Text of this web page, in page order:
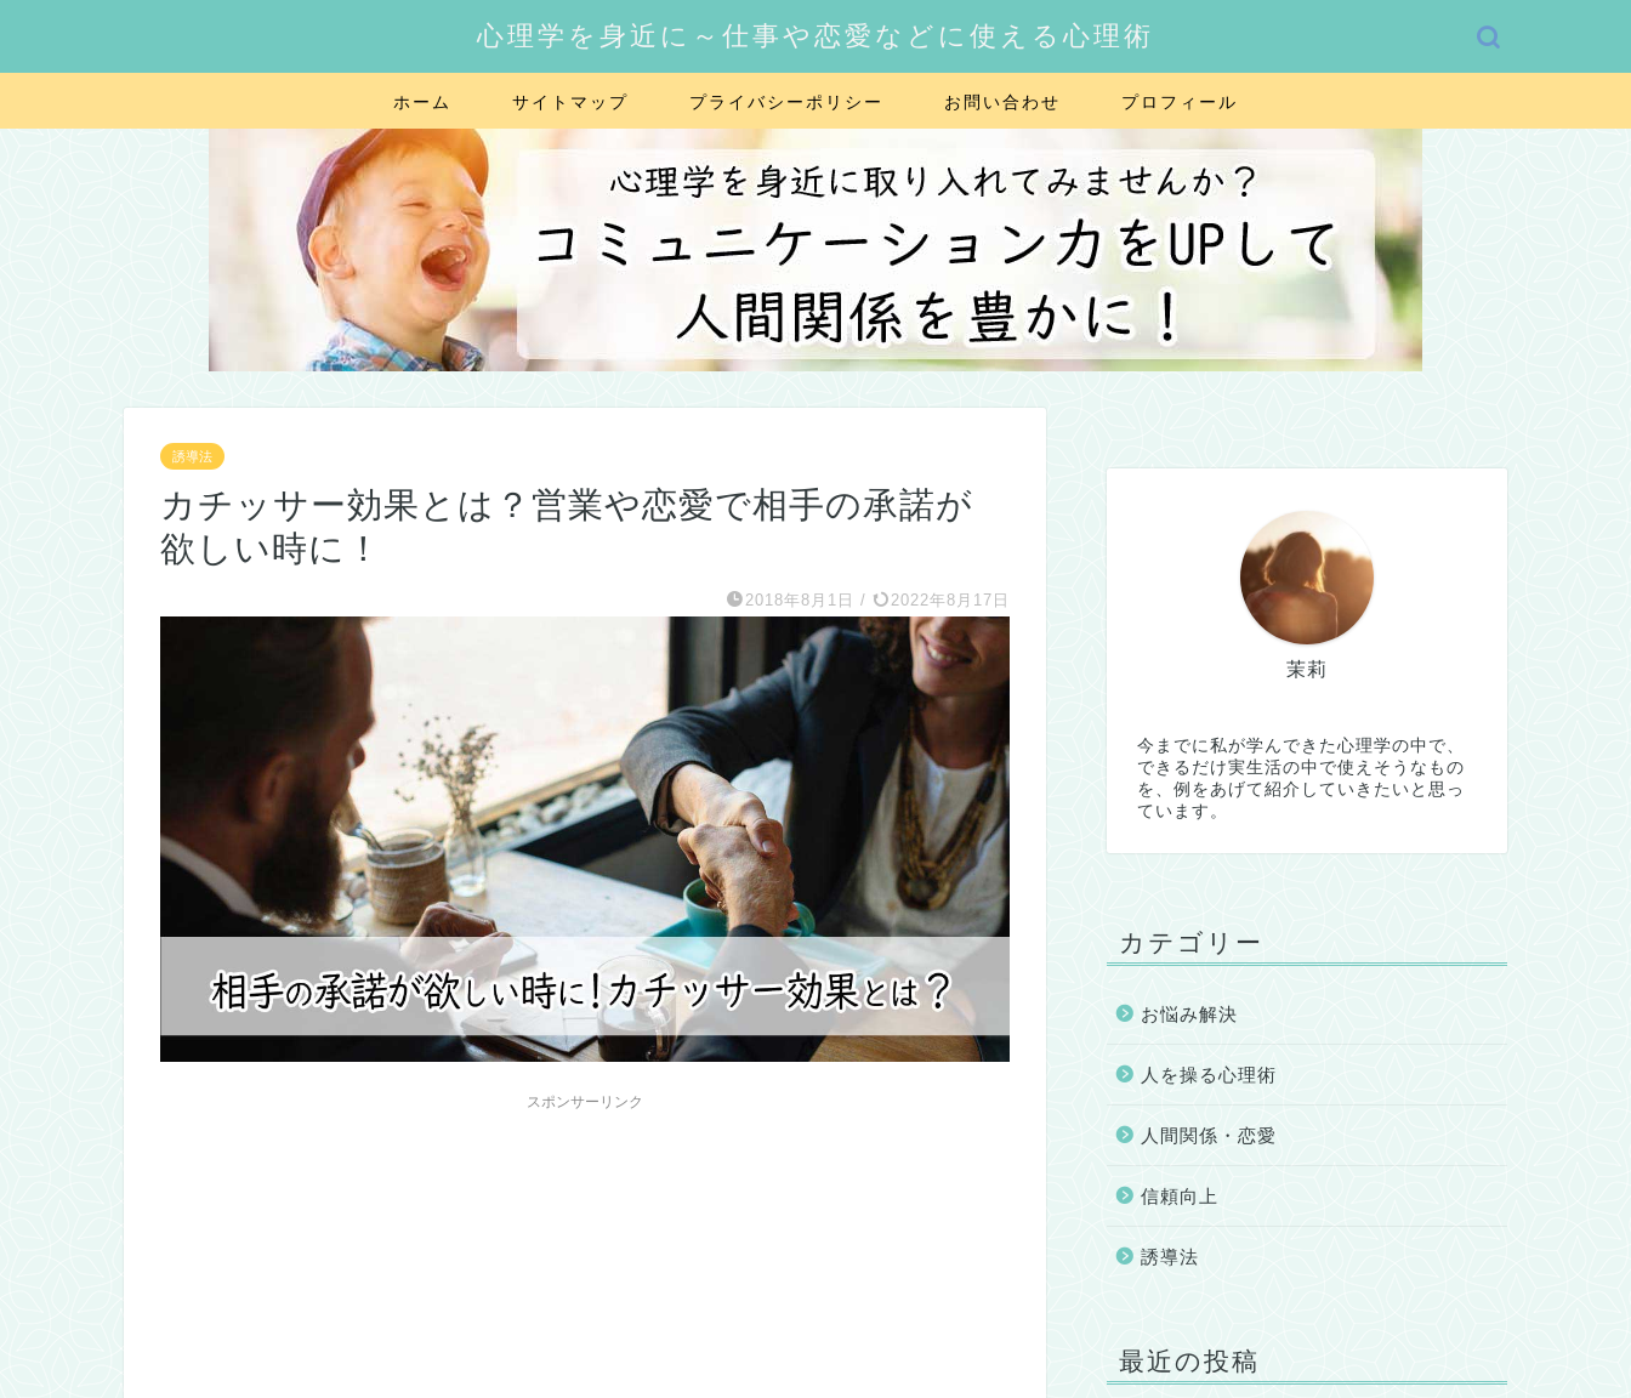
心理学を身近に～仕事や恋愛などに使える心理術
ホーム サイトマップ プライバシーポリシー お問い合わせ プロフィール
誘導法
カチッサー効果とは？営業や恋愛で相手の承諾が
欲しい時に！
2018年8月1日 / 2022年8月17日
スポンサーリンク
茉莉
今までに私が学んできた心理学の中で、
できるだけ実生活の中で使えそうなもの
を、例をあげて紹介していきたいと思っ
ています。
カテゴリー
お悩み解決
人を操る心理術
人間関係・恋愛
信頼向上
誘導法
最近の投稿